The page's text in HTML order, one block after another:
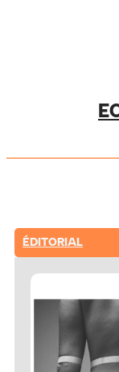
ÉDITORIAL